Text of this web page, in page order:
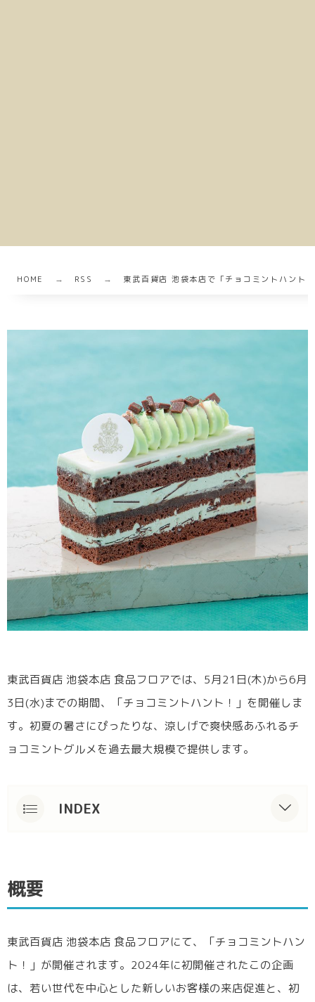
HOME RSS 東武百貨店 池袋本店で「チョコミントハント
東武百貨店 池袋本店 食品フロアでは、5月21日(木)から6月
3日(水)までの期間、「チョコミントハント！」を開催しま
す。初夏の暑さにぴったりな、涼しげで爽快感あふれるチ
ョコミントグルメを過去最大規模で提供します。
INDEX
手土産やひんやりスイーツも充実
まとめ
概要
東武百貨店 池袋本店 食品フロアにて、「チョコミントハン
ト！」が開催されます。2024年に初開催されたこの企画
は、若い世代を中心とした新しいお客様の来店促進と、初